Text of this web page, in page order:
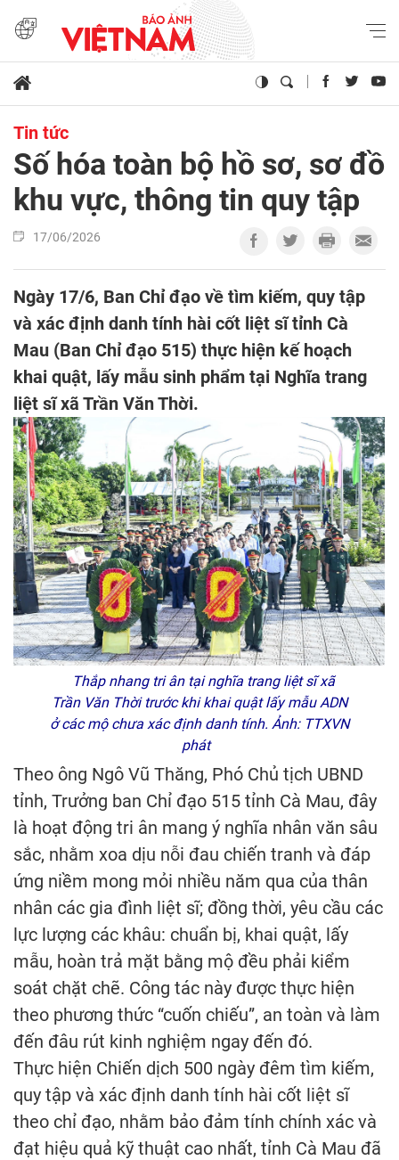
Tin tức
Số hóa toàn bộ hồ sơ, sơ đồ
khu vực, thông tin quy tập
17/06/2026
Ngày 17/6, Ban Chỉ đạo về tìm kiếm, quy tập
và xác định danh tính hài cốt liệt sĩ tỉnh Cà
Mau (Ban Chỉ đạo 515) thực hiện kế hoạch
khai quật, lấy mẫu sinh phẩm tại Nghĩa trang
liệt sĩ xã Trần Văn Thời.
Thắp nhang tri ân tại nghĩa trang liệt sĩ xã
Trần Văn Thời trước khi khai quật lấy mẫu ADN
ở các mộ chưa xác định danh tính. Ảnh: TTXVN
phát
Theo ông Ngô Vũ Thăng, Phó Chủ tịch UBND
tỉnh, Trưởng ban Chỉ đạo 515 tỉnh Cà Mau, đây
là hoạt động tri ân mang ý nghĩa nhân văn sâu
sắc, nhằm xoa dịu nỗi đau chiến tranh và đáp
ứng niềm mong mỏi nhiều năm qua của thân
nhân các gia đình liệt sĩ; đồng thời, yêu cầu các
lực lượng các khâu: chuẩn bị, khai quật, lấy
mẫu, hoàn trả mặt bằng mộ đều phải kiểm
soát chặt chẽ. Công tác này được thực hiện
theo phương thức “cuốn chiếu”, an toàn và làm
đến đâu rút kinh nghiệm ngay đến đó.
Thực hiện Chiến dịch 500 ngày đêm tìm kiếm,
quy tập và xác định danh tính hài cốt liệt sĩ
theo chỉ đạo, nhằm bảo đảm tính chính xác và
đạt hiệu quả kỹ thuật cao nhất, tỉnh Cà Mau đã